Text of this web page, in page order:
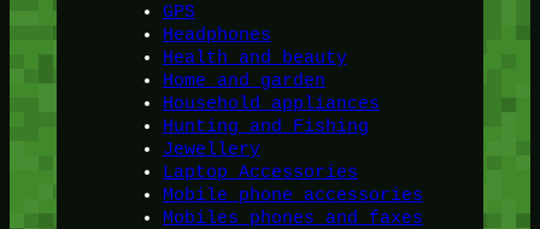
GPS
Headphones
Health and beauty
Home and garden
Household appliances
Hunting and Fishing
Jewellery
Laptop Accessories
Mobile phone accessories
Mobiles phones and faxes